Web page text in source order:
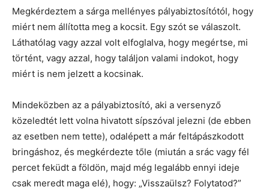
Megkérdeztem a sárga mellényes pályabiztosítótól, hogy
miért nem állította meg a kocsit. Egy szót se válaszolt.
Láthatólag vagy azzal volt elfoglalva, hogy megértse, mi
történt, vagy azzal, hogy találjon valami indokot, hogy
miért is nem jelzett a kocsinak.
Mindeközben az a pályabiztosító, aki a versenyző
közeledtét lett volna hivatott sípszóval jelezni (de ebben
az esetben nem tette), odalépett a már feltápászkodott
bringáshoz, és megkérdezte tőle (miután a srác vagy fél
percet feküdt a földön, majd még legalább ennyi ideje
csak meredt maga elé), hogy: „Visszaülsz? Folytatod?”